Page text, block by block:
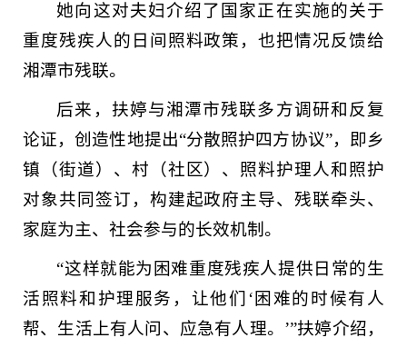
她向这对夫妇介绍了国家正在实施的关于
重度残疾人的日间照料政策，也把情况反馈给
湘潭市残联。
后来，扶婷与湘潭市残联多方调研和反复
论证，创造性地提出“分散照护四方协议”，即乡
镇（街道）、村（社区）、照料护理人和照护
对象共同签订，构建起政府主导、残联牵头、
家庭为主、社会参与的长效机制。
“这样就能为困难重度残疾人提供日常的生
活照料和护理服务，让他们‘困难的时候有人
帮、生活上有人问、应急有人理。’”扶婷介绍，